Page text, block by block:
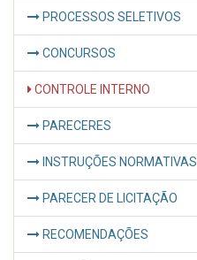
PROCESSOS SELETIVOS
CONCURSOS
CONTROLE INTERNO
PARECERES
INSTRUÇÕES NORMATIVAS
PARECER DE LICITAÇÃO
RECOMENDAÇÕES